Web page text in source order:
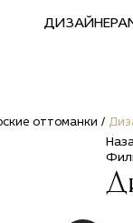
оттоманки /